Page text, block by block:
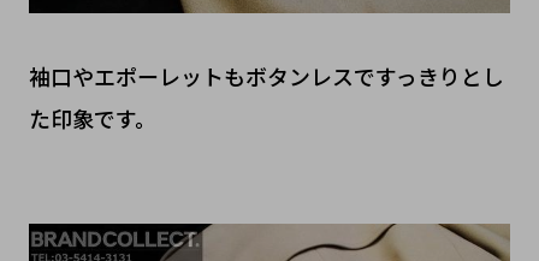
袖口やエポーレットもボタンレスですっきりとし
た印象です。